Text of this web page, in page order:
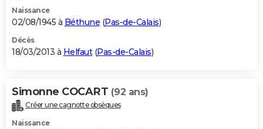
Naissance
02/08/1945 à Béthune (Pas-de-Calais)
Décès
18/03/2013 à Helfaut(Pas-de-Calais)
Simonne COCART (92 ans)
Créer une cagnotte obsèques
Naissance